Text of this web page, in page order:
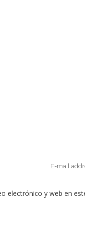
electrónico y web en